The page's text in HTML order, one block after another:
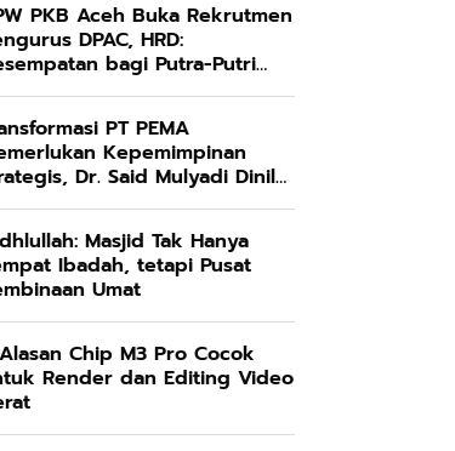
PKB Aceh Buka Rekrutmen
DPAC, HRD:
bagi Putra-Putri
Aceh
PT PEMA
Kepemimpinan
Dr. Said Mulyadi Dinilai
Kriteria
Masjid Tak Hanya
Ibadah, tetapi Pusat
Umat
Chip M3 Pro Cocok
Render dan Editing Video